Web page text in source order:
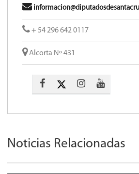
+ 54 296 642 0117
Alcorta Nº 431
Noticias Relacionadas